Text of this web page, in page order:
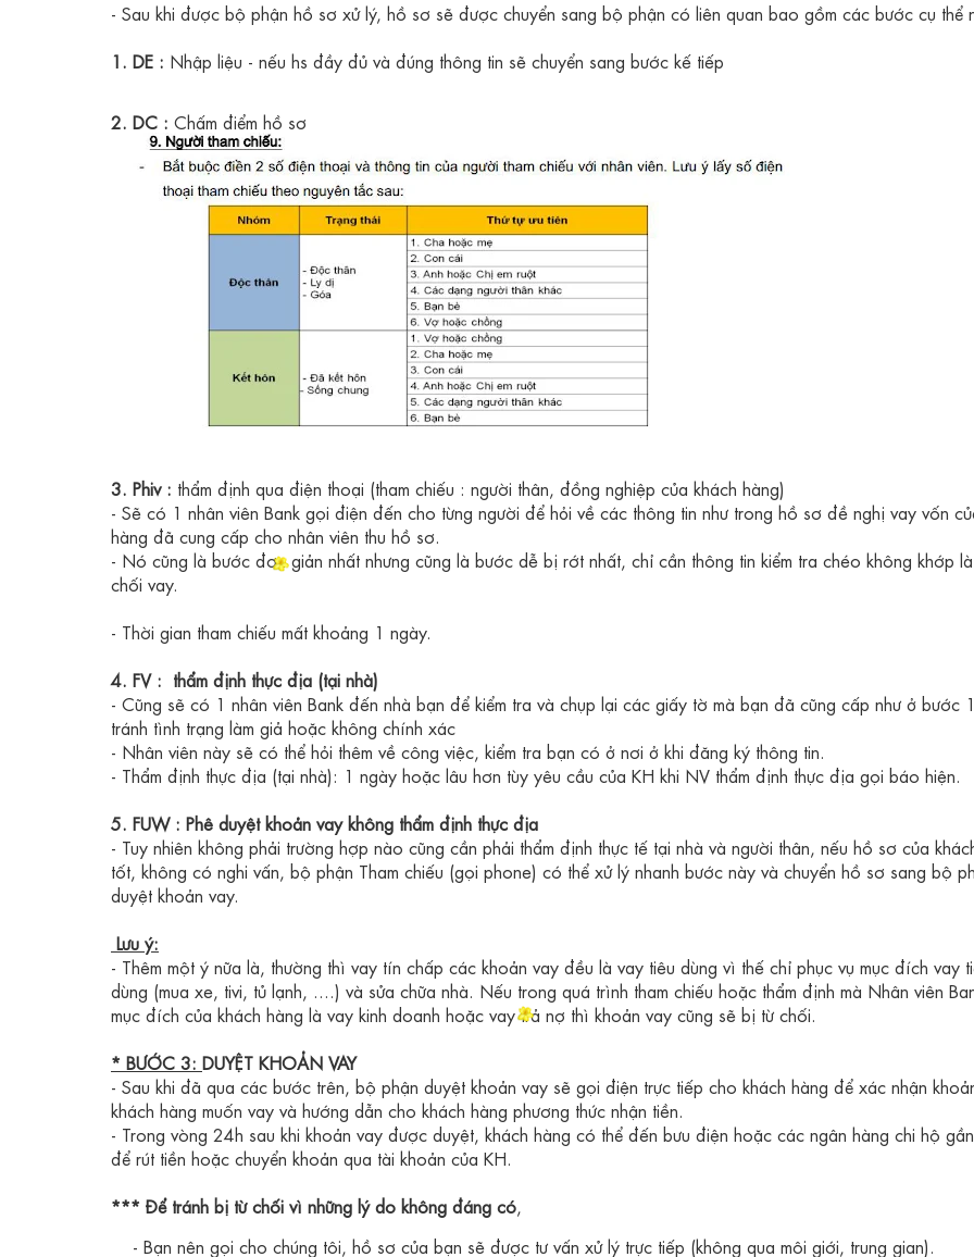
- Sau khi được bộ phận hồ sơ xử lý, hồ sơ sẽ được chuyển sang bộ phận có liên quan bao gồm các bước cụ thể
1. DE : Nhập liệu - nếu hs đầy đủ và đúng thông tin sẽ chuyển sang bước kế tiếp
2. DC : Chấm điểm hồ sơ
3. Phiv : thẩm định qua điện thoại (tham chiếu : người thân, đồng nghiệp của khách hàng)
- Sẽ có 1 nhân viên Bank gọi điện đến cho từng người để hỏi về các thông tin như trong hồ sơ đề nghị vay vốn
hàng đã cung cấp cho nhân viên thu hồ sơ.
- Nó cũng là bước đơn giản nhất nhưng cũng là bước dễ bị rớt nhất, chỉ cần thông tin kiểm tra chéo không khớp
chối vay.
- Thời gian tham chiếu mất khoảng 1 ngày.
4. FV : thẩm định thực địa (tại nhà)
- Cũng sẽ có 1 nhân viên Bank đến nhà bạn để kiểm tra và chụp lại các giấy tờ mà bạn đã cũng cấp như ở bước
tránh tình trạng làm giả hoặc không chính xác
- Nhân viên này sẽ có thể hỏi thêm về công việc, kiểm tra bạn có ở nơi ở khi đăng ký thông tin.
- Thẩm định thực địa (tại nhà): 1 ngày hoặc lâu hơn tùy yêu cầu của KH khi NV thẩm định thực địa gọi báo hiện.
5. FUW : Phê duyệt khoản vay không thẩm định thực địa
- Tuy nhiên không phải trường hợp nào cũng cần phải thẩm định thực tế tại nhà và người thân, nếu hồ sơ của
tốt, không có nghi vấn, bộ phận Tham chiếu (gọi phone) có thể xử lý nhanh bước này và chuyển hồ sơ sang bộ
duyệt khoản vay.
Lưu ý:
- Thêm một ý nữa là, thường thì vay tín chấp các khoản vay đều là vay tiêu dùng vì thế chỉ phục vụ mục đích vay
dùng (mua xe, tivi, tủ lạnh, ....) và sửa chữa nhà. Nếu trong quá trình tham chiếu hoặc thẩm định mà Nhân viên
mục đích của khách hàng là vay kinh doanh hoặc vay trả nợ thì khoản vay cũng sẽ bị từ chối.
* BƯỚC 3: DUYỆT KHOẢN VAY
- Sau khi đã qua các bước trên, bộ phận duyệt khoản vay sẽ gọi điện trực tiếp cho khách hàng để xác nhận
khách hàng muốn vay và hướng dẫn cho khách hàng phương thức nhận tiền.
- Trong vòng 24h sau khi khoản vay được duyệt, khách hàng có thể đến bưu điện hoặc các ngân hàng chi hộ
để rút tiền hoặc chuyển khoản qua tài khoản của KH.
*** Để tránh bị từ chối vì những lý do không đáng có
- Bạn nên gọi cho chúng tôi, hồ sơ của bạn sẽ được tư vấn xử lý trực tiếp (không qua môi giới, trung gian).